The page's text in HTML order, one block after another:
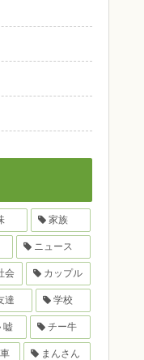
家族
ニュース
会 カップル
達 学校
嘘 チー牛
まんさん